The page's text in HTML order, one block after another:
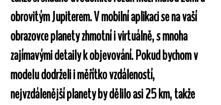
obrovitým Jupiterem. V mobilní aplikaci se na vaší
obrazovce planety zhmotní i virtuálně, s mnoha
zajímavými detaily k objevování. Pokud bychom v
modelu dodrželi i měřítko vzdáleností,
nejvzdálenější planety by dělilo asi 25 km, takže